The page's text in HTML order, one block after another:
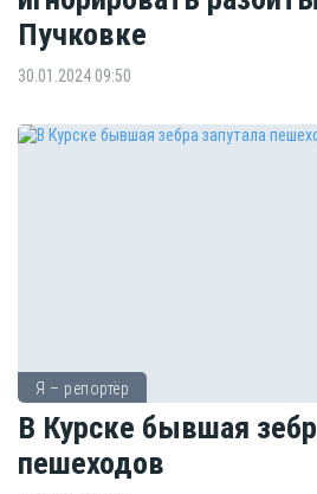
Пучковке
30.01.2024 09:50
Я – репортёр
В Курске бывшая
пешеходов